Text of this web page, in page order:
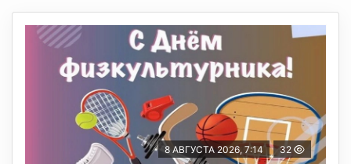
8 АВГУСТА 2026, 7:14 32